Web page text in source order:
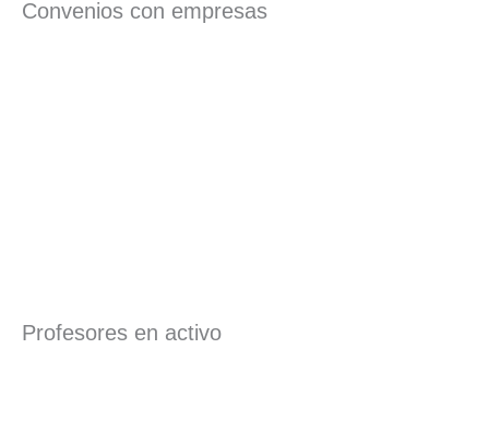
Convenios con empresas
Profesores en activo